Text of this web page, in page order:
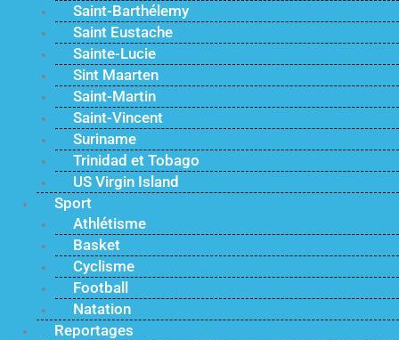
Saint-Barthélemy
Saint Eustache
Sainte-Lucie
Sint Maarten
Saint-Martin
Saint-Vincent
Suriname
Trinidad et Tobago
US Virgin Island
Sport
Athlétisme
Basket
Cyclisme
Football
Natation
Reportages